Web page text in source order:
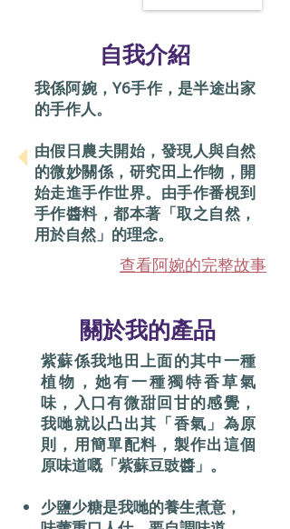
​自我介紹
我係阿婉，Y6手作，是半途出家
的手作人。
由假日農夫開始，發現人與自然
的微妙關係，研究田上作物，開
始走進手作世界。由手作番梘到
手作醬料，都本著「取之自然，
用於自然」的理念。
查看阿婉的完整故事
關於我的產品
紫蘇係我地田上面的其中一種
植物，她有一種獨特香草氣
味，入口有微甜回甘的感覺，
我哋就以凸出其「香氣」為原
則，用簡單配料，製作出這個
原味道嘅「紫蘇豆豉醬」。
少鹽少糖是我哋的養生煮意，